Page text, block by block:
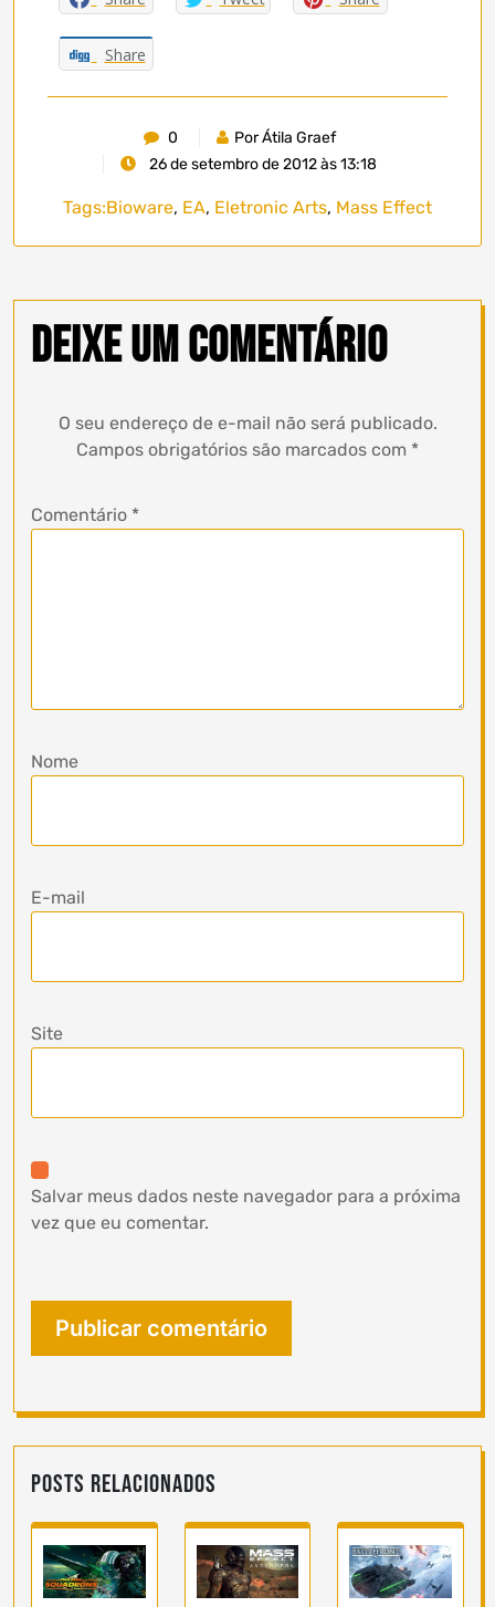
Share
0
Por Átila Graef
26 de setembro de 2012 às 13:18
Tags:Bioware, EA, Eletronic Arts, Mass Effect
Deixe um comentário
O seu endereço de e-mail não será publicado.
Campos obrigatórios são marcados com *
Comentário *
Nome
E-mail
Site
Salvar meus dados neste navegador para a próxima
vez que eu comentar.
Posts Relacionados